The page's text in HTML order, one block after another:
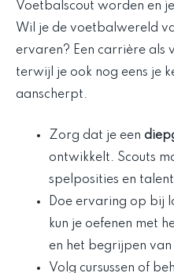
Voetbalscout worden en
Wil je de voetbalwereld
ervaren? Een carrière als
terwijl je ook nog eens je
aanscherpt.
Zorg dat je een
ontwikkelt. Scouts
spelposities en
Doe ervaring op bij
kun je oefenen met
en het begrijpen
Volg cursussen of